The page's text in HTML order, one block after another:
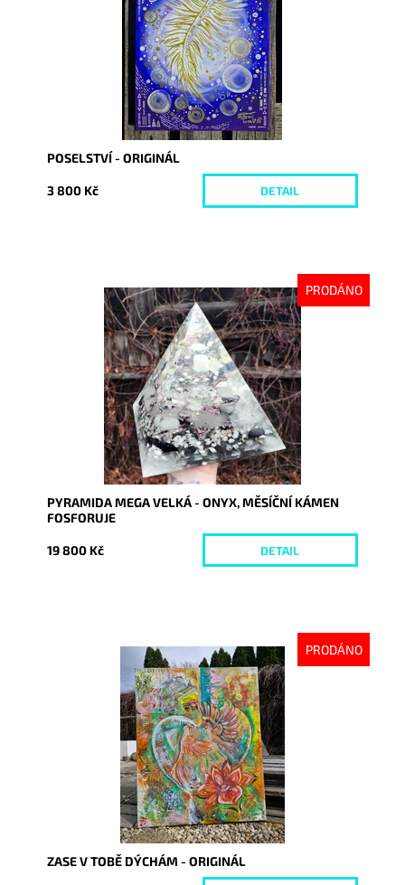
POSELSTVÍ - ORIGINÁL
3 800 Kč DETAIL
PRODÁNO
Dostupnost:
Vyprodáno
7789
PYRAMIDA MEGA VELKÁ - ONYX, MĚSÍČNÍ KÁMEN
FOSFORUJE
19 800 Kč DETAIL
PRODÁNO
Vyprodáno
10161
ZASE V TOBĚ DÝCHÁM - ORIGINÁL